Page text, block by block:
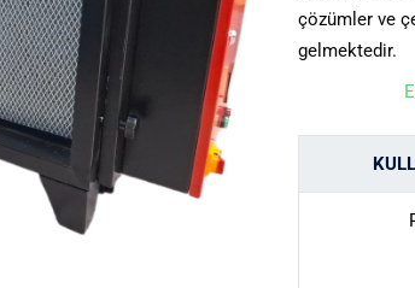
çözümler ve
gelmektedir.